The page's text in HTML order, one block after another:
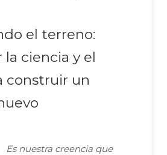
el terreno:
la ciencia y el
construir un
Es nuestra creencia que